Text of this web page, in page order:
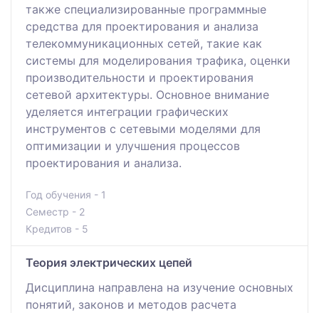
также специализированные программные
средства для проектирования и анализа
телекоммуникационных сетей, такие как
системы для моделирования трафика, оценки
производительности и проектирования
сетевой архитектуры. Основное внимание
уделяется интеграции графических
инструментов с сетевыми моделями для
оптимизации и улучшения процессов
проектирования и анализа.
Год обучения - 1
Семестр - 2
Кредитов - 5
Теория электрических цепей
Дисциплина направлена на изучение основных
понятий, законов и методов расчета